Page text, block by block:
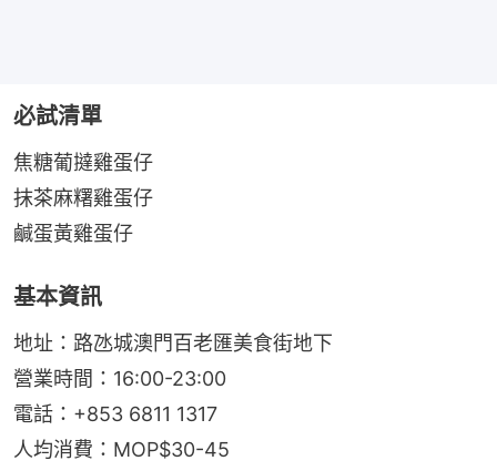
必試清單
焦糖葡撻雞蛋仔
抹茶麻糬雞蛋仔
鹹蛋黃雞蛋仔
基本資訊
地址：路氹城澳門百老匯美食街地下
營業時間：16:00-23:00
電話：+853 6811 1317
人均消費：MOP$30-45